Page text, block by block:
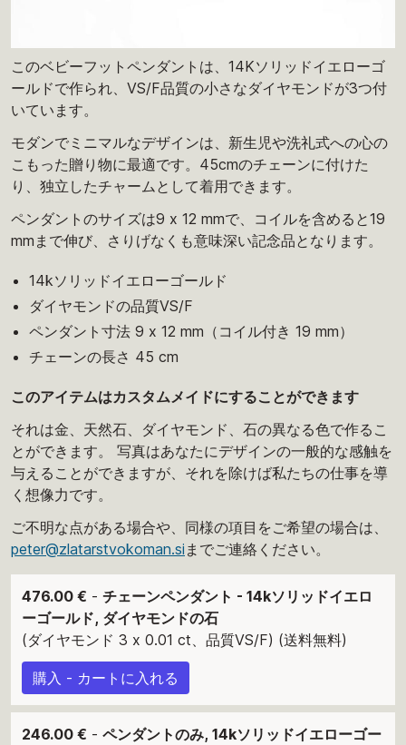
このベビーフットペンダントは、14Kソリッドイエローゴ
ールドで作られ、VS/F品質の小さなダイヤモンドが3つ付
いています。
モダンでミニマルなデザインは、新生児や洗礼式への心の
こもった贈り物に最適です。45cmのチェーンに付けた
り、独立したチャームとして着用できます。
ペンダントのサイズは9 x 12 mmで、コイルを含めると19
mmまで伸び、さりげなくも意味深い記念品となります。
14kソリッドイエローゴールド
ダイヤモンドの品質VS/F
ペンダント寸法 9 x 12 mm（コイル付き 19 mm）
チェーンの長さ 45 cm
このアイテムはカスタムメイドにすることができます
それは金、天然石、ダイヤモンド、石の異なる色で作るこ
とができます。 写真はあなたにデザインの一般的な感触を
与えることができますが、それを除けば私たちの仕事を導
く想像力です。
ご不明な点がある場合や、同様の項目をご希望の場合は、
peter@zlatarstvokoman.si までご連絡ください。
476.00 € - チェーンペンダント - 14kソリッドイエロ
ーゴールド, ダイヤモンドの石
(ダイヤモンド 3 x 0.01 ct、品質VS/F) (送料無料)
購入 - カートに入れる
246.00 € - ペンダントのみ, 14kソリッドイエローゴー